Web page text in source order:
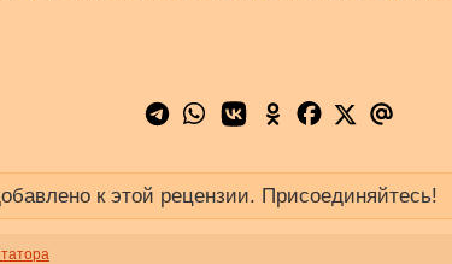
к этой рецензии. Присоединяйтесь!